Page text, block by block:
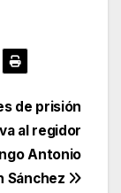
de prisión
al regidor
Antonio
Sánchez